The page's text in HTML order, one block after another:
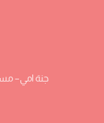
جنة امي–